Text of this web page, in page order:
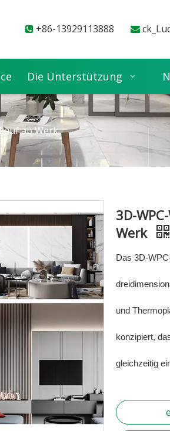
 +86-13929113888 
Die Unterstützung
ab Werk
3D-
Werk
Das 3D-
und
konzipiert,
gleichzeitig